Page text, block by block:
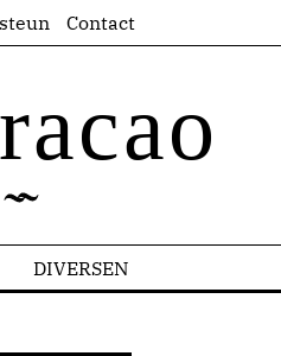
Contact
DIVERSEN